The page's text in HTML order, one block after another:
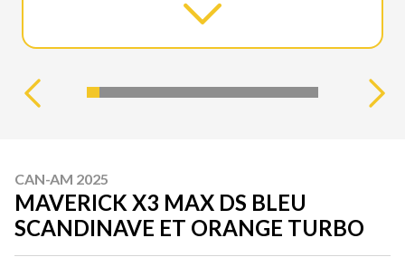
CAN-AM 2025
MAVERICK X3 MAX DS BLEU
SCANDINAVE ET ORANGE TURBO